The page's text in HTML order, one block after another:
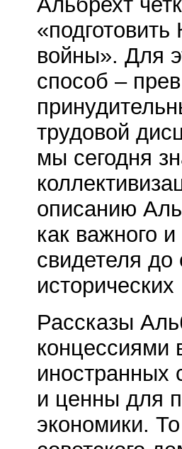
войны». Для
способ –
трудовой
мы сегодня
описанию
как важного
свидетеля
Рассказы
концессиями
иностранных
и ценны для
экономики.